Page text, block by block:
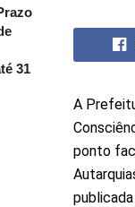
A
ponto
31